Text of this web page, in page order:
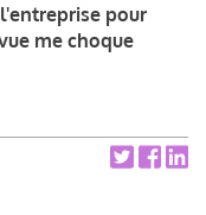
pour
me choque